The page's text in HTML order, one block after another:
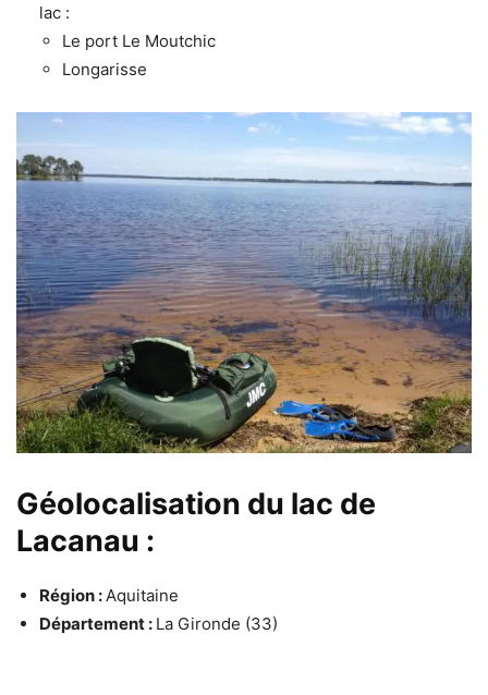
lac :
Le port Le Moutchic
Longarisse
Géolocalisation du lac de
Lacanau :
Région :Aquitaine
Département : La Gironde (33)